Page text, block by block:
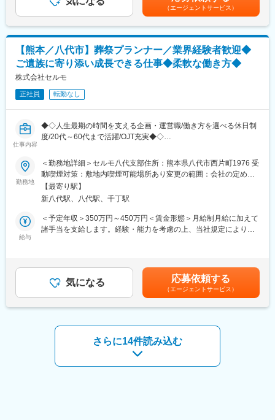
■当社の特徴：
当社は二輪車・四輪車部品および治工具の製造、工作機械、切削
工具、産業機器類の販売を展開しており、最先端の工作機械を導
入し精密備品を製作しています。1984年に九州古橋工機株式とし
て治工具・金型・専用機設計製作の会社として設立し、2010年に
は中国・大連市に合弁会社大連新躍工業有限公司を設立しまし
た。
変更の範囲：会社の定める業務
・自律移動ロボットの画像処理と行動生成(AI)及び協調制御方法開
発
・コンサルティング開発サービスで発生するお客様向けカスタム
機器の機構設計、外装デザイン、制御ソフトウェア開発等
■ポジションの特徴
・創業者兼エンジニアである代表の下で事業構築と製品開発を学
べる
・各担当者が中心となることで実現される高速製品開発を経験で
きる
る
・単一業務ではなく複数業務に関わり、自身の特技や長所を発見
できる
・超音波モーター事業
小型・軽量・高トルクが特徴のピエゾソニックモーターは、保持
近くで動く非磁性モーターとしても期待されています。
・ロボット開発事業
（1）搬送・検査用自律移動ロボット（AMR）開発
搬送・検査用自律移動ロボット：Mightyの開発プロジェクトを推
ピエゾソニックモーターを活用することで踏破性に優れ、路面状
況に関わらず走行可能な搬送用自律移動ロボットです。
（2）コンサルティング開発・プレミアムサポート
自社開発の搬送・検査用自律移動ロボットについて、お客様に合
り、選考を通じて上下する可能性があります。月給(月額)は固定手
当を含めた表記です。
（エージェントサービス）
【熊本／八代市】葬祭プランナー／業界経験者歓迎◆
ご遺族に寄り添い成長できる仕事◆柔軟な働き方◆
株式会社セルモ
正社員 転勤なし
仕事内容
◆◇人生最期の時間を支える企画・運営職/働き方を選べる休日制
度/20代～60代まで活躍/OJT充実◆◇
■おすすめPOINT ＼ご遺族に最も近い存在として「ありがとう」
が直接届くお仕事／
・葬儀の企画から当日の運営、アフターフォローまで一貫して担
当し、人生の最終章を形にするポジションです。
・年間休日は「96日」「104日」「114日」から選択可能◎ライフ
スタイルに合わせた働き方ができます！
営まで一貫してサポートします。
「打ち合わせ」「準備」「当日運営」「アフターフォロー」が基
の確認）
・会場・備品・料理などの手配、法要や会食まで含めたトータル
・役所等への各種書類の代行手続き
・当日の進行管理（司会進行、スタッフへの指示出し、タイムス
勤務地
＜勤務地詳細＞セルモ八代支部住所：熊本県八代市西片町1976 受
動喫煙対策：敷地内喫煙可能場所あり変更の範囲：会社の定める
事業所
【最寄り駅】
新八代駅、八代駅、千丁駅
給与
＜予定年収＞350万円～450万円＜賃金形態＞月給制月給に加えて
諸手当を支給します。経験・能力を考慮の上、当社規定により優
の年収情報は明示されていません。賃金はあくまでも目安の金額
であり、選考を通じて上下する可能性があります。月給(月額)は固
定手当を含めた表記です。
気になる 応募依頼する
（エージェントサービス）
さらに14件読み込む